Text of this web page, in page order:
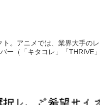
。アニメでは、業界大手の
（「キタコレ」「THRIVE